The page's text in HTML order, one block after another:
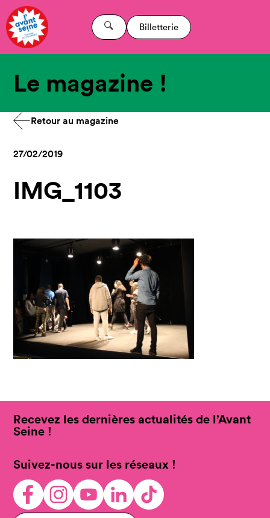
Billetterie
Le magazine !
Retour au magazine
27/02/2019
IMG_1103
Recevez les dernières actualités de l’Avant
Seine !
Suivez-nous sur les réseaux !